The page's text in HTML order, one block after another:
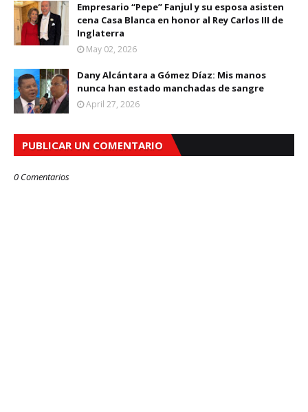
Empresario “Pepe” Fanjul y su esposa asisten
cena Casa Blanca en honor al Rey Carlos III de
Inglaterra
May 02, 2026
Dany Alcántara a Gómez Díaz: Mis manos
nunca han estado manchadas de sangre
April 27, 2026
PUBLICAR UN COMENTARIO
0 Comentarios